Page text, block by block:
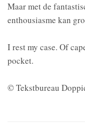
Maar met de
enthousiasme kan
I rest my case. Of
pocket.
© Tekstbureau